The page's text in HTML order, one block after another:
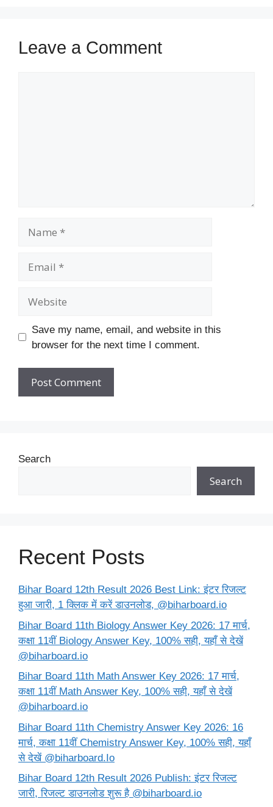
Leave a Comment
Save my name, email, and website in this
browser for the next time I comment.
Search
Search
Recent Posts
Bihar Board 12th Result 2026 Best Link: इंटर रिजल्ट
हुआ जारी, 1 क्लिक में करें डाउनलोड, @biharboard.io
Bihar Board 11th Biology Answer Key 2026: 17 मार्च,
कक्षा 11वीं Biology Answer Key, 100% सही, यहाँ से देखें
@biharboard.io
Bihar Board 11th Math Answer Key 2026: 17 मार्च,
कक्षा 11वीं Math Answer Key, 100% सही, यहाँ से देखें
@biharboard.io
Bihar Board 11th Chemistry Answer Key 2026: 16
मार्च, कक्षा 11वीं Chemistry Answer Key, 100% सही, यहाँ
से देखें @biharboard.Io
Bihar Board 12th Result 2026 Publish: इंटर रिजल्ट
जारी, रिजल्ट डाउनलोड शुरू है @biharboard.io